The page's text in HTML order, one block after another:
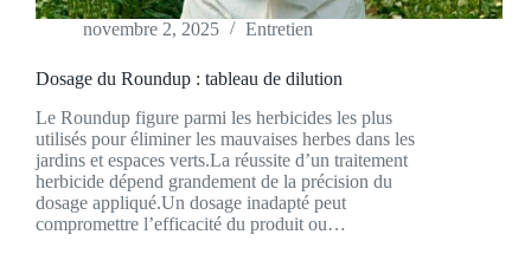
novembre 2, 2025 Entretien
Dosage du Roundup : tableau de dilution
Le Roundup figure parmi les herbicides les plus
utilisés pour éliminer les mauvaises herbes dans les
jardins et espaces verts.La réussite d’un traitement
herbicide dépend grandement de la précision du
dosage appliqué.Un dosage inadapté peut
compromettre l’efficacité du produit ou…